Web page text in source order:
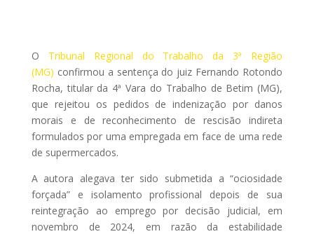
O Tribunal Regional do Trabalho da 3ª Região
(MG) confirmou a sentença do juiz Fernando Rotondo
Rocha, titular da 4ª Vara do Trabalho de Betim (MG),
que rejeitou os pedidos de indenização por danos
morais e de reconhecimento de rescisão indireta
formulados por uma empregada em face de uma rede
de supermercados.
A autora alegava ter sido submetida a “ociosidade
forçada” e isolamento profissional depois de sua
reintegração ao emprego por decisão judicial, em
novembro de 2024, em razão da estabilidade